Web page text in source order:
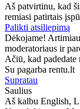
Aš patvirtinu, kad
remiasi patirtais
Palikti atsiliepimą
Dėkojame!
moderatoriaus ir
Ačiū, kad padedate
Su pagarba rentu.lt
Supratau
Saulius
Aš kalbu English,